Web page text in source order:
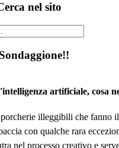
nel sito
artificiale, cosa
illeggibili che fanno
con qualche rara
nel processo creativo e